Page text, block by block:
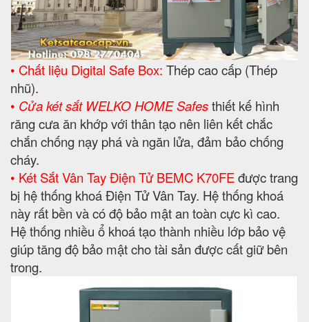
• Chất liệu Digital Safe Box: Thép cao cấp (Thép
nhũ).
• Cửa két sắt WELKO HOME Safesthiết kế hình
răng cưa ăn khớp với thân tạo nên liên kết chắc
chắn chống nạy phá và ngăn lửa, đảm bảo chống
cháy.
• Két Sắt Vân Tay Điện Tử BEMC K70FEđược trang
bị hệ thống khoá Điện Tử Vân Tay. Hệ thống khoá
này rất bền và có độ bảo mật an toàn cực kì cao.
Hệ thống nhiều ổ khoá tạo thành nhiều lớp bảo vệ
giúp tăng độ bảo mật cho tài sản được cất giữ bên
trong.